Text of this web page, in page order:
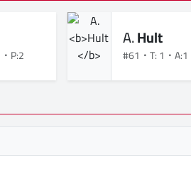
P:2
A.Hult
#61 T: 1 A:1